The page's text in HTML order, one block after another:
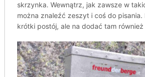
skrzynka. Wewnątrz, jak zawsze w
można znaleźć zeszyt i coś do pisania.
krótki postój, ale na dodać tam